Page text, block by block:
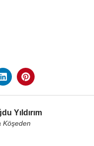
Yıldırım
Köşeden